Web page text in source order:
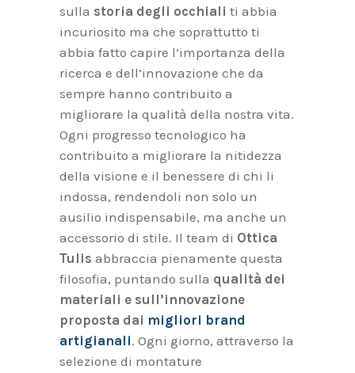
sulla storia degli occhiali ti abbia
incuriosito ma che soprattutto ti
abbia fatto capire l’importanza della
ricerca e dell’innovazione che da
sempre hanno contribuito a
migliorare la qualità della nostra vita.
Ogni progresso tecnologico ha
contribuito a migliorare la nitidezza
della visione e il benessere di chi li
indossa, rendendoli non solo un
ausilio indispensabile, ma anche un
accessorio di stile. Il team di Ottica
Tulis abbraccia pienamente questa
filosofia, puntando sulla qualità dei
materiali e sull’innovazione
proposta dai migliori brand
artigianali. Ogni giorno, attraverso la
selezione di montature